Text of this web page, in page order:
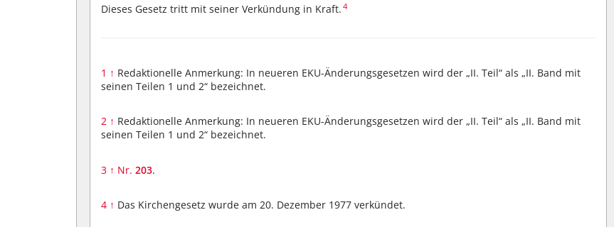
Dieses Gesetz tritt mit seiner Verkündung in Kraft. 4
1 ↑ Redaktionelle Anmerkung: In neueren EKU-Änderungsgesetzen wird der „II. Teil“ als „II. Band mit
seinen Teilen 1 und 2“ bezeichnet.
2 ↑ Redaktionelle Anmerkung: In neueren EKU-Änderungsgesetzen wird der „II. Teil“ als „II. Band mit
seinen Teilen 1 und 2“ bezeichnet.
3 ↑ Nr.203.
4 ↑ Das Kirchengesetz wurde am 20. Dezember 1977 verkündet.